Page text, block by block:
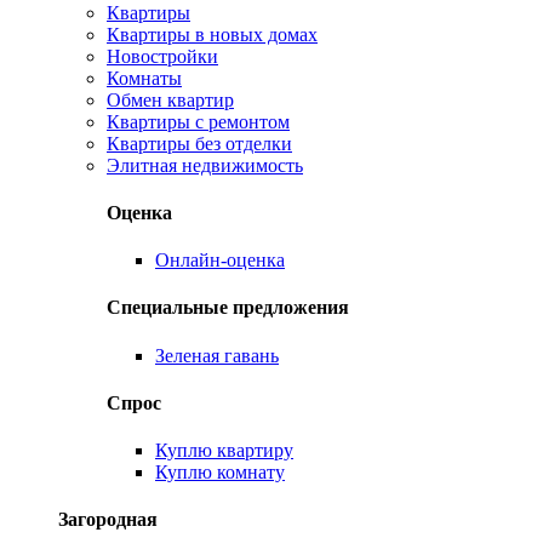
Квартиры
Квартиры в новых домах
Новостройки
Комнаты
Обмен квартир
Квартиры с ремонтом
Квартиры без отделки
Элитная недвижимость
Оценка
Онлайн-оценка
Специальные предложения
Зеленая гавань
Спрос
Куплю квартиру
Куплю комнату
Загородная